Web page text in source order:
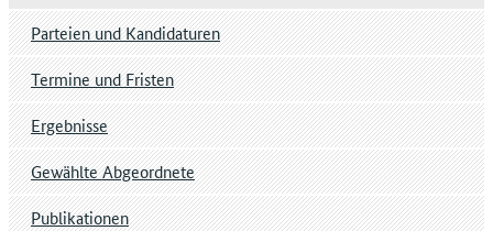
Parteien und Kandidaturen
Termine und Fristen
Ergebnisse
Gewählte Abgeordnete
Publikationen